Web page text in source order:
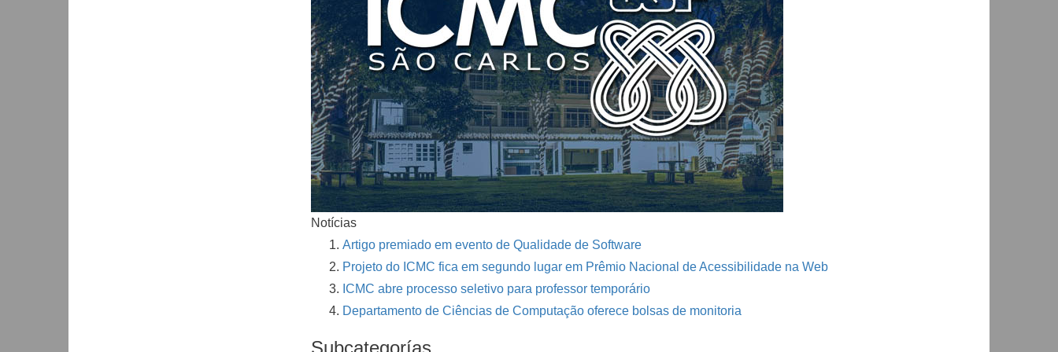
Notícias
Artigo premiado em evento de Qualidade de Software
Projeto do ICMC fica em segundo lugar em Prêmio Nacional de Acessibilidade na Web
ICMC abre processo seletivo para professor temporário
Departamento de Ciências de Computação oferece bolsas de monitoria
Subcategorías